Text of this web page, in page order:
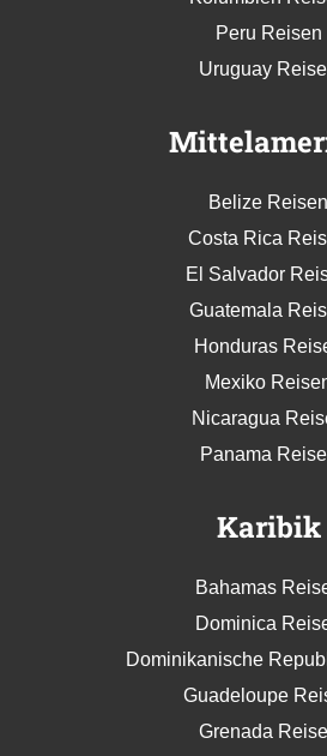
Peru Reisen
Uruguay
Belize Reisen
Costa Rica
El Salvador
Guatemala
Honduras
Mexiko
Nicaragua
Panama
Karibik
Bahamas
Dominica
Dominikanische
Guadeloupe
Grenada